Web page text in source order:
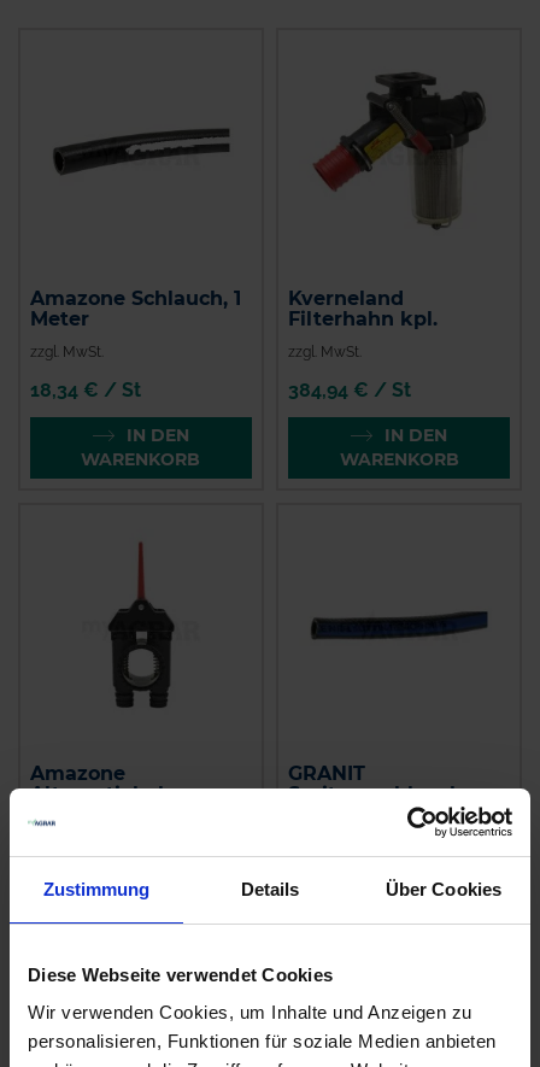
Zustimmung Details Über Cookies
Diese Webseite verwendet Cookies
Wir verwenden Cookies, um Inhalte und Anzeigen zu
personalisieren, Funktionen für soziale Medien anbieten
Amazone Schlauch, 1
Meter
zzgl. MwSt.
18,34 € / St
IN DEN
WARENKORB
Kverneland
Filterhahn kpl.
zzgl. MwSt.
384,94 € / St
IN DEN
WARENKORB
Amazone
Alternativhahn
7206300
136,55 € / St
IN DEN
GRANIT
Spritzenschlauch
Innen-Ø 8 mm
4,51 € / St
IN DEN
Anmelden für Ihren persönlichen Preis